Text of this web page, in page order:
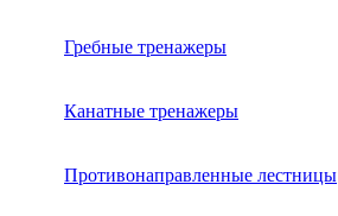
Гребные тренажеры
Канатные тренажеры
Противонаправленные лестницы